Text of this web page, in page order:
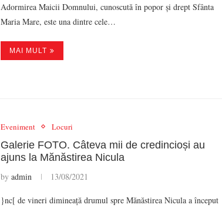
Adormirea Maicii Domnului, cunoscută în popor și drept Sfânta
Maria Mare, este una dintre cele…
MAI MULT
Eveniment Locuri
Galerie FOTO. Câteva mii de credincioși au
ajuns la Mănăstirea Nicula
by admin 13/08/2021
}nc[ de vineri dimineață drumul spre Mănăstirea Nicula a început